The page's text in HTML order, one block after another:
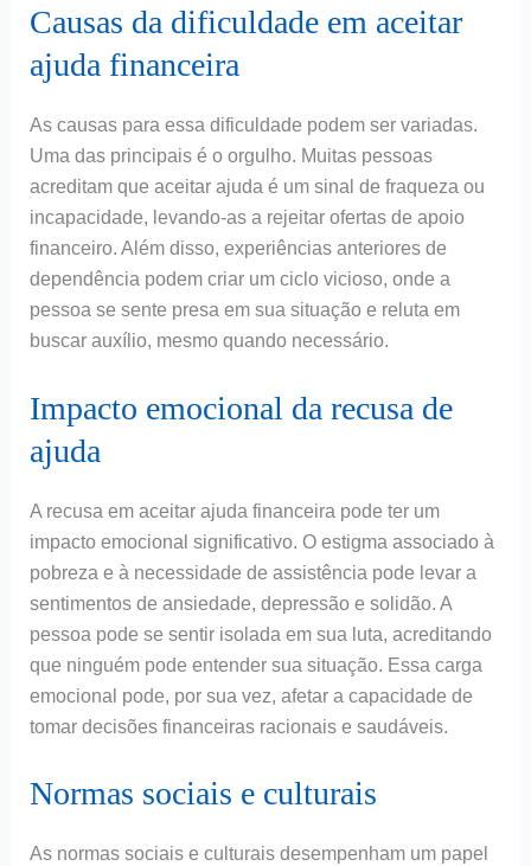
Causas da dificuldade em aceitar
ajuda financeira
As causas para essa dificuldade podem ser variadas.
Uma das principais é o orgulho. Muitas pessoas
acreditam que aceitar ajuda é um sinal de fraqueza ou
incapacidade, levando-as a rejeitar ofertas de apoio
financeiro. Além disso, experiências anteriores de
dependência podem criar um ciclo vicioso, onde a
pessoa se sente presa em sua situação e reluta em
buscar auxílio, mesmo quando necessário.
Impacto emocional da recusa de
ajuda
A recusa em aceitar ajuda financeira pode ter um
impacto emocional significativo. O estigma associado à
pobreza e à necessidade de assistência pode levar a
sentimentos de ansiedade, depressão e solidão. A
pessoa pode se sentir isolada em sua luta, acreditando
que ninguém pode entender sua situação. Essa carga
emocional pode, por sua vez, afetar a capacidade de
tomar decisões financeiras racionais e saudáveis.
Normas sociais e culturais
As normas sociais e culturais desempenham um papel